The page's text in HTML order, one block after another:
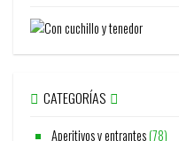
CATEGORÍAS
Aperitivos y entrantes(78)